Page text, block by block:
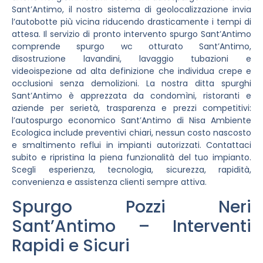
Sant’Antimo, il nostro sistema di geolocalizzazione invia
l’autobotte più vicina riducendo drasticamente i tempi di
attesa. Il servizio di pronto intervento spurgo Sant’Antimo
comprende spurgo wc otturato Sant’Antimo,
disostruzione lavandini, lavaggio tubazioni e
videoispezione ad alta definizione che individua crepe e
occlusioni senza demolizioni. La nostra ditta spurghi
Sant’Antimo è apprezzata da condomìni, ristoranti e
aziende per serietà, trasparenza e prezzi competitivi:
l’autospurgo economico Sant’Antimo di Nisa Ambiente
Ecologica include preventivi chiari, nessun costo nascosto
e smaltimento reflui in impianti autorizzati. Contattaci
subito e ripristina la piena funzionalità del tuo impianto.
Scegli esperienza, tecnologia, sicurezza, rapidità,
convenienza e assistenza clienti sempre attiva.
Spurgo Pozzi Neri
Sant’Antimo – Interventi
Rapidi e Sicuri